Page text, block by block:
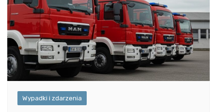
Wypadki i zdarzenia